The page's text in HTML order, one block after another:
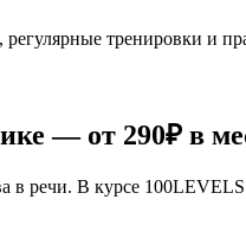
тренировки и
— от 290₽ в
в речи. В курсе